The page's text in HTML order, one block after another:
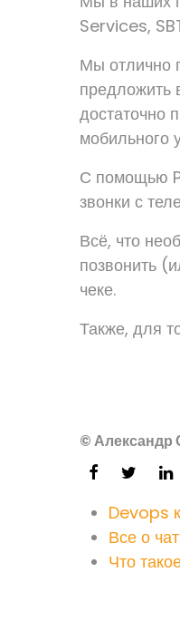
Services,
Мы отлично
предложить
достаточно
мобильного
С помощью
звонки с
Всё, что
позвонить
чеке.
Также, для
© Александр
Devops
Все о
Что